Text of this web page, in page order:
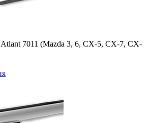
7011 (Mazda 3, 6, CX-5, CX-7, CX-